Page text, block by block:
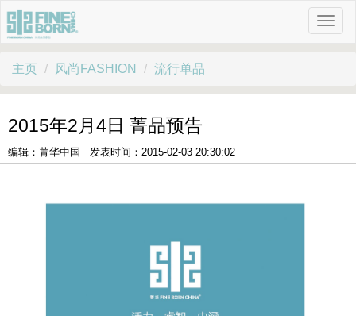
主页 风尚FASHION 流行单品
2015年2月4日 菁品预告
编辑：菁华中国 发表时间：2015-02-03 20:30:02